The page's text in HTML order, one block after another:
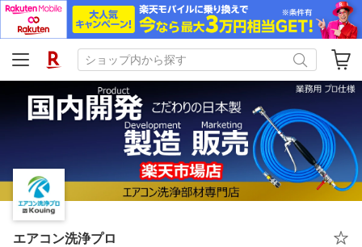
エアコン洗浄プロ